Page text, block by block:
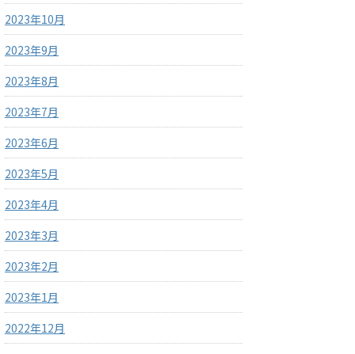
2023年10月
2023年9月
2023年8月
2023年7月
2023年6月
2023年5月
2023年4月
2023年3月
2023年2月
2023年1月
2022年12月